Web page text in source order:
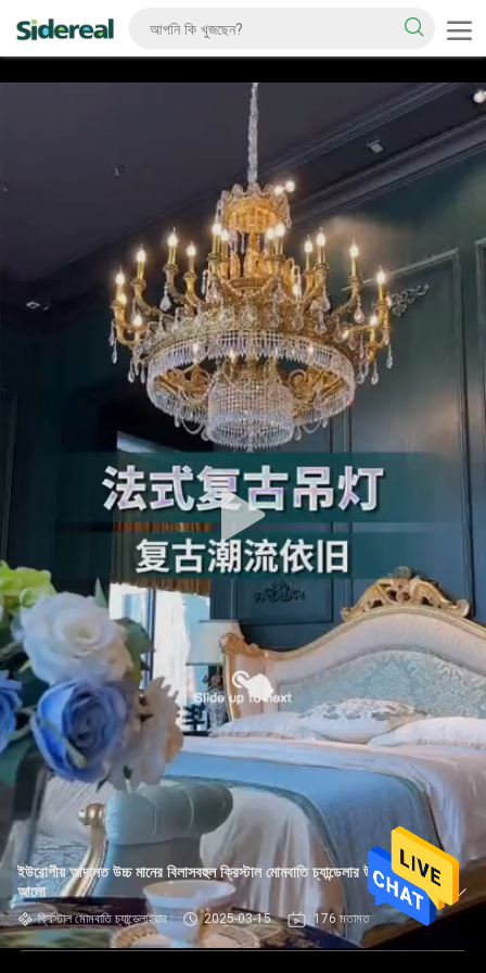
ইউরোপীয় আদালত উচ্চ মানের বিলাসবহুল ক্রিস্টাল মোমবাতি চ্যান্ডেলার উজ্জ্বল
আলো
ক্রিস্টাল মোমবাতি চ্যান্ডেলাইয়ার 2025-03-15 176 মতামত